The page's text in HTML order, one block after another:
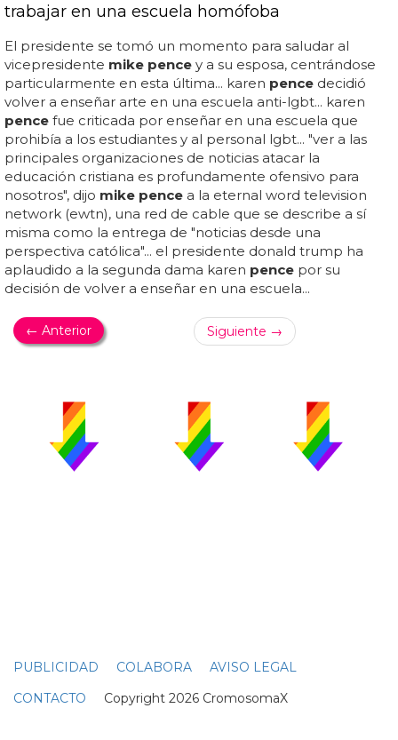
trabajar en una escuela homófoba
El presidente se tomó un momento para saludar al
vicepresidente mike pence y a su esposa, centrándose
particularmente en esta última... karen pence decidió
volver a enseñar arte en una escuela anti-lgbt... karen
pence fue criticada por enseñar en una escuela que
prohibía a los estudiantes y al personal lgbt... "ver a las
principales organizaciones de noticias atacar la
educación cristiana es profundamente ofensivo para
nosotros", dijo mike pence a la eternal word television
network (ewtn), una red de cable que se describe a sí
misma como la entrega de "noticias desde una
perspectiva católica"... el presidente donald trump ha
aplaudido a la segunda dama karen pence por su
decisión de volver a enseñar en una escuela...
← Anterior Siguiente →
PUBLICIDAD COLABORA
AVISO LEGAL
CONTACTO Copyright 2026 CromosomaX